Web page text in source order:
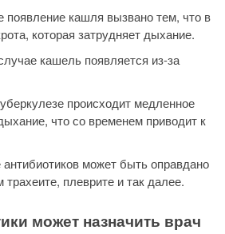
появление кашля вызвано тем, что в
которая затрудняет дыхание.
кашель появляется из-за
происходит медленное
что со временем приводит к
может быть оправдано
плеврите и так далее.
может назначить врач